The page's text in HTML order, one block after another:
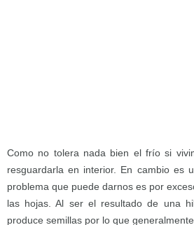
Como no tolera nada bien el frío si
resguardarla en interior. En cambio es
problema que puede darnos es por
las hojas. Al ser el resultado de una
produce semillas por lo que